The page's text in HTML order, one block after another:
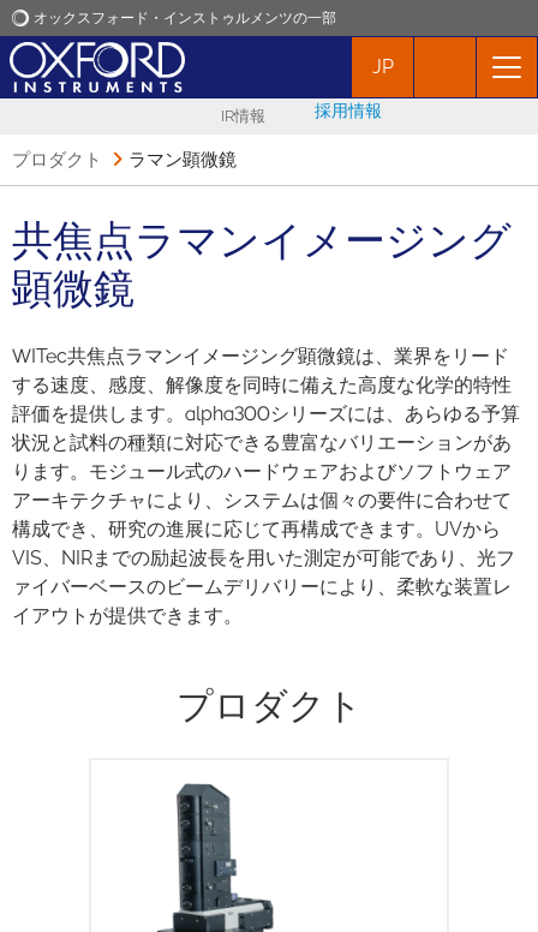
オックスフォード・インストゥルメンツの一部
オックスフォード・インストゥルメンツ
イベント
お問い合わせ
JP
IR情報 採用情報
プロダクト ラマン顕微鏡
共焦点ラマンイメージング
顕微鏡
WITec共焦点ラマンイメージング顕微鏡は、業界をリード
する速度、感度、解像度を同時に備えた高度な化学的特性
評価を提供します。alpha300シリーズには、あらゆる予算
状況と試料の種類に対応できる豊富なバリエーションがあ
ります。モジュール式のハードウェアおよびソフトウェア
アーキテクチャにより、システムは個々の要件に合わせて
構成でき、研究の進展に応じて再構成できます。UVから
VIS、NIRまでの励起波長を用いた測定が可能であり、光フ
ァイバーベースのビームデリバリーにより、柔軟な装置レ
イアウトが提供できます。
プロダクト